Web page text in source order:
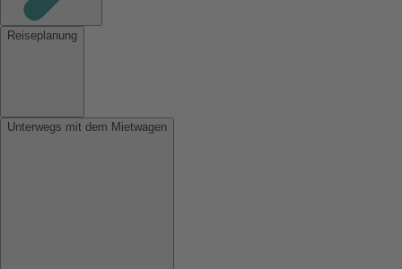
Reiseplanung
Unterwegs mit dem Mietwagen